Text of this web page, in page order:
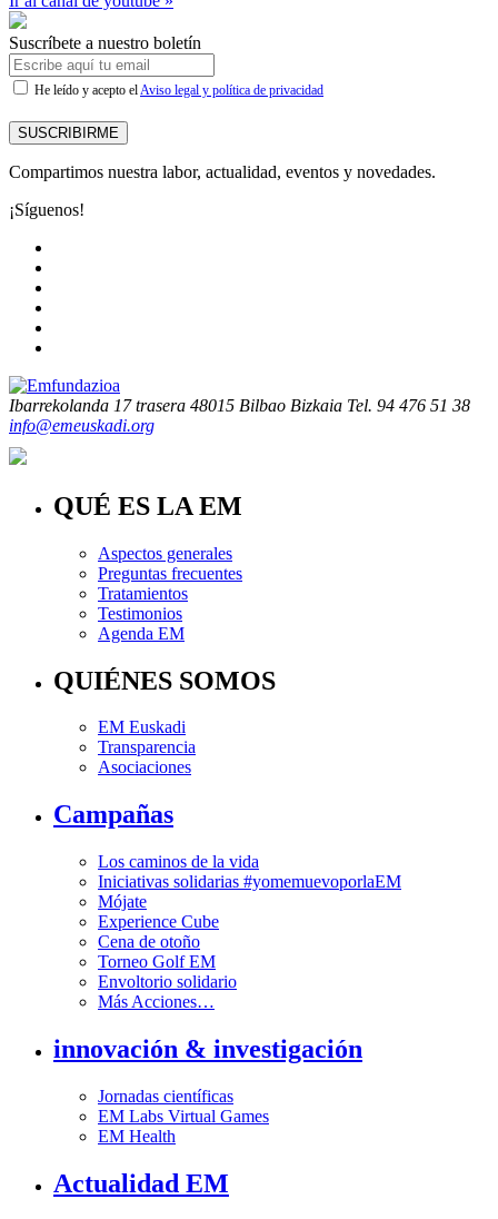
Suscríbete a nuestro boletín
He leído y acepto elAviso legal y política de privacidad
SUSCRIBIRME
Compartimos nuestra labor, actualidad, eventos y novedades.
¡Síguenos!
Ibarrekolanda 17 trasera 48015 Bilbao Bizkaia Tel. 94 476 51 38
info@emeuskadi.org
QUÉ ES LA EM
Aspectos generales
Preguntas frecuentes
Tratamientos
Testimonios
Agenda EM
QUIÉNES SOMOS
EM Euskadi
Transparencia
Asociaciones
Campañas
Los caminos de la vida
Iniciativas solidarias #yomemuevoporlaEM
Mójate
Experience Cube
Cena de otoño
Torneo Golf EM
Envoltorio solidario
Más Acciones…
innovación & investigación
Jornadas científicas
EM Labs Virtual Games
EM Health
Actualidad EM